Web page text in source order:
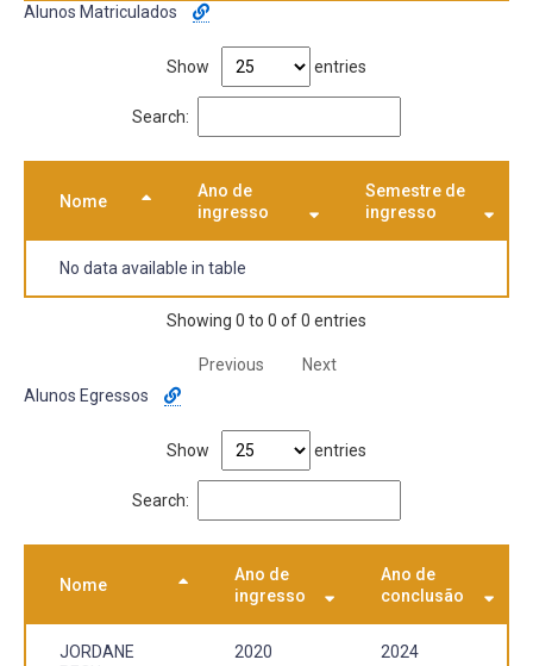
Alunos Matriculados
Show entries
Search:
Nome
Ano de
ingresso
Semestre de
ingresso
No data available in table
Showing 0 to 0 of 0 entries
Previous
Next
Alunos Egressos
Show entries
Search:
Nome
Ano de
ingresso
Ano de
conclusão
JORDANE
2020 2024